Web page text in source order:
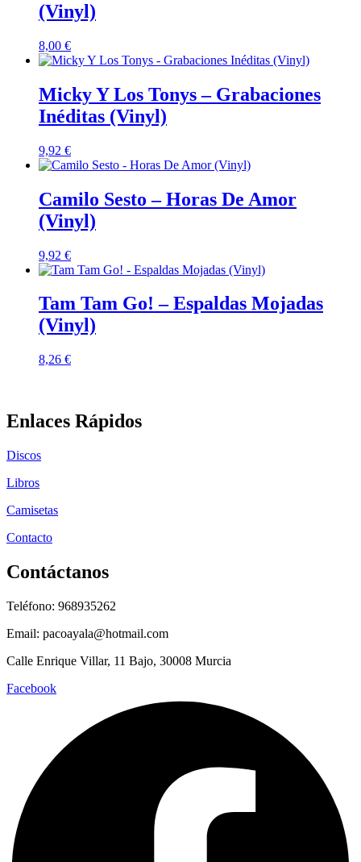
(Vinyl)
8,00 €
Micky Y Los Tonys – Grabaciones
Inéditas (Vinyl)
9,92 €
Camilo Sesto – Horas De Amor
(Vinyl)
9,92 €
Tam Tam Go! – Espaldas Mojadas
(Vinyl)
8,26 €
Enlaces Rápidos
Discos
Libros
Camisetas
Contacto
Contáctanos
Teléfono: 968935262
Email: pacoayala@hotmail.com
Calle Enrique Villar, 11 Bajo, 30008 Murcia
Facebook